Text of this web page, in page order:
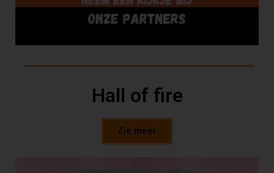
Hall of fire
Zie meer